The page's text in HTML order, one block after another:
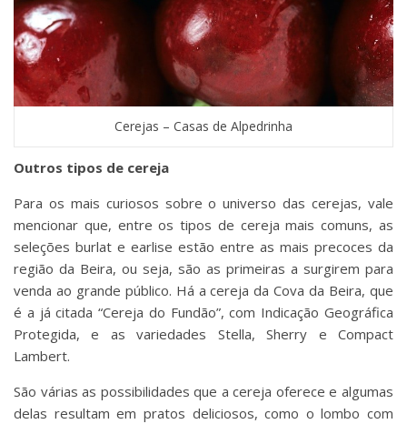
Cerejas – Casas de Alpedrinha
Outros tipos de cereja
Para os mais curiosos sobre o universo das cerejas, vale
mencionar que, entre os tipos de cereja mais comuns, as
seleções burlat e earlise estão entre as mais precoces da
região da Beira, ou seja, são as primeiras a surgirem para
venda ao grande público. Há a cereja da Cova da Beira, que
é a já citada “Cereja do Fundão”, com Indicação Geográfica
Protegida, e as variedades Stella, Sherry e Compact
Lambert.
São várias as possibilidades que a cereja oferece e algumas
delas resultam em pratos deliciosos, como o lombo com